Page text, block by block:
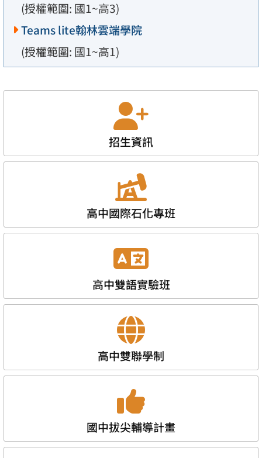
(授權範圍: 國1~高3)
Teams lite翰林雲端學院
(授權範圍: 國1~高1)
招生資訊
高中國際石化專班
高中雙語實驗班
高中雙聯學制
國中拔尖輔導計畫